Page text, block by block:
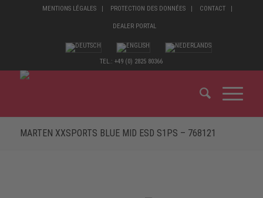
MENTIONS LÉGALES PROTECTION DES DONNÉES CONTACT
DEALER PORTAL
TEL.: +49 (0) 2825 80366
MARTEN XXSPORTS BLUE MID ESD S1PS – 768121